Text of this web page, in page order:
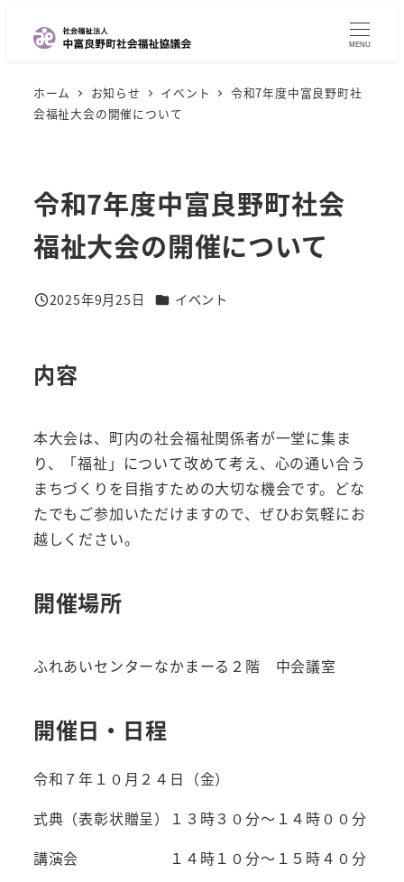
MENU
ホーム お知らせ イベント
令和7年度中富良野町社
会福祉大会の開催について
令和7年度中富良野町社会
福祉大会の開催について
投稿日
2025年9月25日 カテゴリー
イベント
内容
本大会は、町内の社会福祉関係者が一堂に集ま
り、「福祉」について改めて考え、心の通い合う
まちづくりを目指すための大切な機会です。どな
たでもご参加いただけますので、ぜひお気軽にお
越しください。
開催場所
ふれあいセンターなかまーる２階 中会議室
開催日・日程
令和７年１０月２４日（金）
式典（表彰状贈呈）１３時３０分～１４時００分
講演会 １４時１０分～１５時４０分